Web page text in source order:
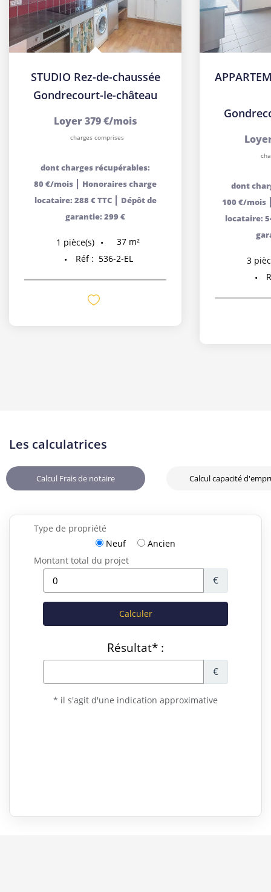
APPARTEMENT Type F3 en duplex
Gondrecourt-le-château
Loyer 601 €/mois
dont charges récupérables:
100 €/mois|Honoraires charge
locataire: 540 € TTC|Dépôt de
pièce(s) 93m²
Les calculatrices
Calcul Frais de notaire Calcul capacité